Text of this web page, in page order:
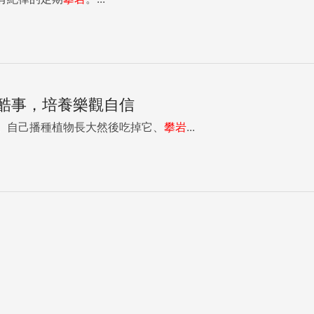
事，培養樂觀自信
己播種植物長大然後吃掉它、 攀岩...